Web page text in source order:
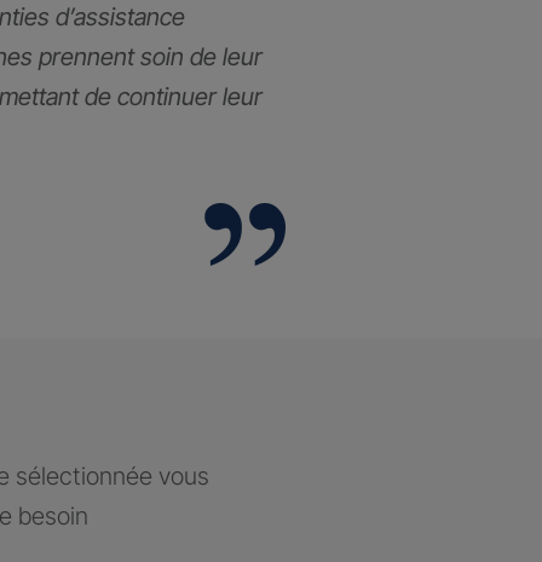
d’assistance
prennent soin de leur
de continuer leur
sélectionnée vous
besoin